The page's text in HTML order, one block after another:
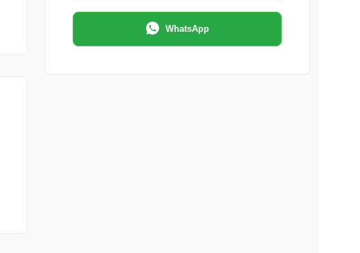
WhatsApp